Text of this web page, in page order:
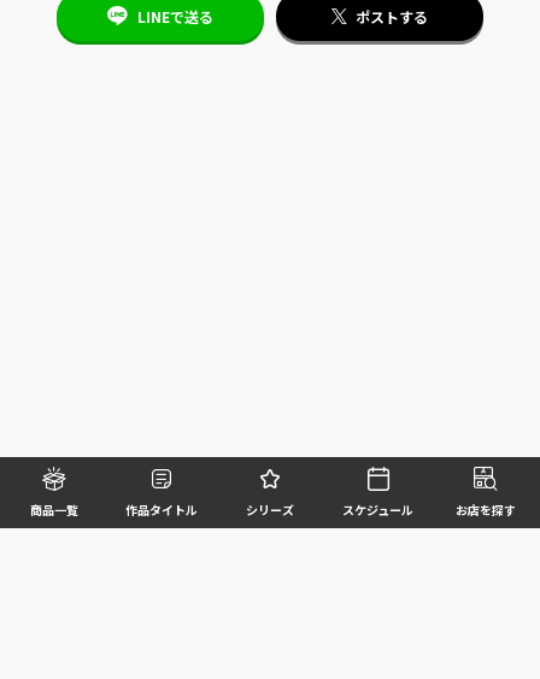
商品一覧 作品タイトル シリーズ スケジュール お店を探す
LINEで送る ポストする